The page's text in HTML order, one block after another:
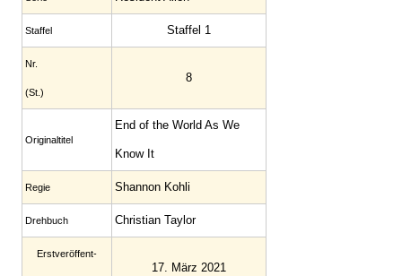
Staffel Staffel 1
Nr.
(St.)
8
Original­titel
End of the World As We
Know It
Regie Shannon Kohli
Drehbuch Christian Taylor
Erst­veröffent­
17. März 2021